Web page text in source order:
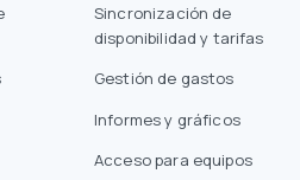
Sincronización de
disponibilidad y tarifas
Gestión de gastos
Informes y gráficos
Acceso para equipos